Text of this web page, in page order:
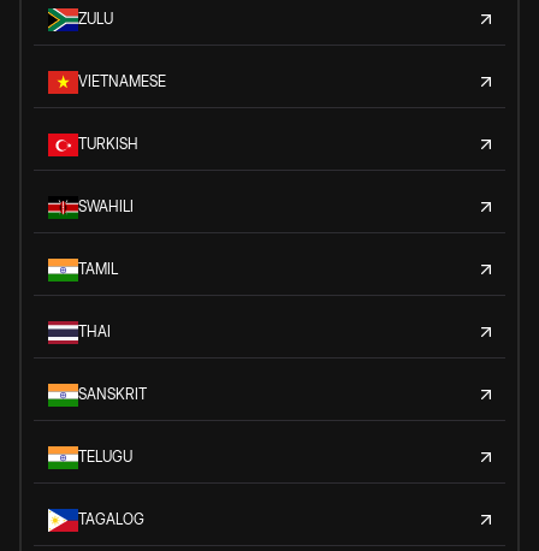
ZULU
VIETNAMESE
TURKISH
SWAHILI
TAMIL
THAI
SANSKRIT
TELUGU
TAGALOG